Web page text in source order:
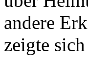
andere
zeigte